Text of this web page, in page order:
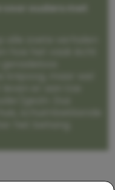
ouders met